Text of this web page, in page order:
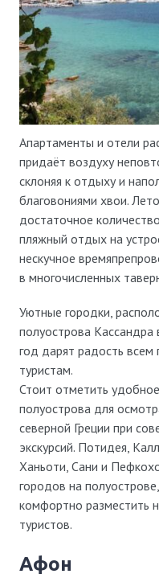
Апартаменты и отели
придаёт воздуху
склоняя к отдыху и
благовониями хвои.
достаточное
пляжный отдых на
нескучное
в многочисленных
Уютные городки,
полуострова Кассандра
год дарят радость
туристам.
Стоит отметить
полуострова для
северной Греции при
экскурсий. Потидея,
Ханьоти, Сани и
городов на
комфортно разместить
туристов.
Афон